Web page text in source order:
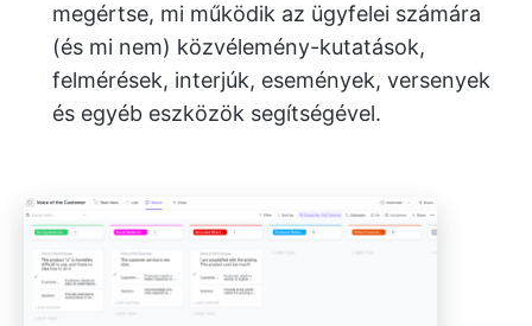
megértse, mi működik az ügyfelei számára
(és mi nem) közvélemény-kutatások,
felmérések, interjúk, események, versenyek
és egyéb eszközök segítségével.